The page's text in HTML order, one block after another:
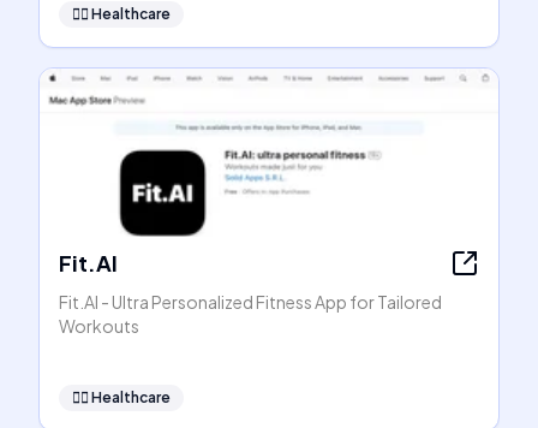
👩‍⚕️ Healthcare
Fit.AI
Fit.AI - Ultra Personalized Fitness App for Tailored
Workouts
👩‍⚕️ Healthcare